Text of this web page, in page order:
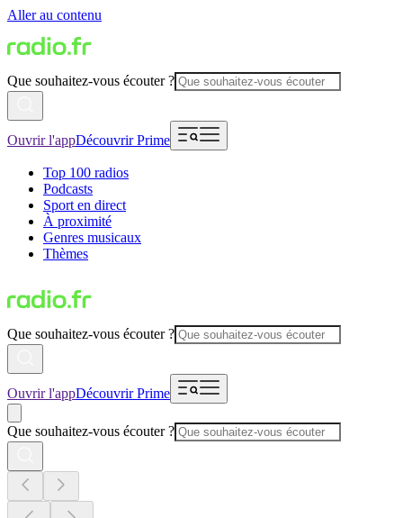
Aller au contenu
Que souhaitez-vous écouter ?
Ouvrir l'appDécouvrir Prime
Top 100 radios
Podcasts
Sport en direct
À proximité
Genres musicaux
Thèmes
Que souhaitez-vous écouter ?
Ouvrir l'appDécouvrir Prime
Que souhaitez-vous écouter ?